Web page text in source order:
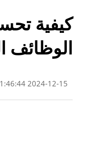
كيفية
الوظائف
2024-12-15 11:46:44